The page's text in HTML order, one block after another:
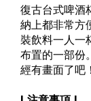
復古台式啤酒
納上都非常方
裝飲料一人一
布置的一部份
經有畫面了吧！